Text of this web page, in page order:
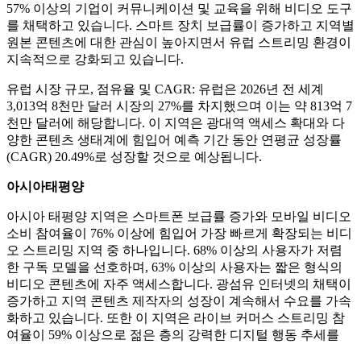
57% 이상의 기업이 커뮤니케이션 및 교육을 위해 비디오 도구
를 채택하고 있습니다. 스마트 장치 보급률이 증가하고 지역별
원본 콘텐츠에 대한 관심이 높아지면서 유럽 스트리밍 환경이
지속적으로 강화되고 있습니다.
유럽 ​​시장 규모, 점유율 및 CAGR: 유럽은 2026년 전 세계
3,013억 8천만 달러 시장의 27%를 차지했으며 이는 약 813억 7
천만 달러에 해당합니다. 이 지역은 광대역 액세스 확대와 다
양한 콘텐츠 생태계에 힘입어 예측 기간 동안 연평균 성장률
(CAGR) 20.49%로 성장할 것으로 예상됩니다.
아시아태평양
아시아 태평양 지역은 스마트폰 보급률 증가와 모바일 비디오
소비 참여율이 76% 이상에 힘입어 가장 빠르게 확장되는 비디
오 스트리밍 지역 중 하나입니다. 68% 이상의 사용자가 저렴
한 구독 모델을 선호하며, 63% 이상의 사용자는 짧은 형식의
비디오 콘텐츠에 자주 액세스합니다. 광섬유 인터넷의 채택이
증가하고 지역 콘텐츠 제작자의 성장이 계속해서 수요를 가속
화하고 있습니다. 또한 이 지역은 라이브 커머스 스트리밍 참
여율이 59% 이상으로 젊은 층의 강력한 디지털 행동 추세를